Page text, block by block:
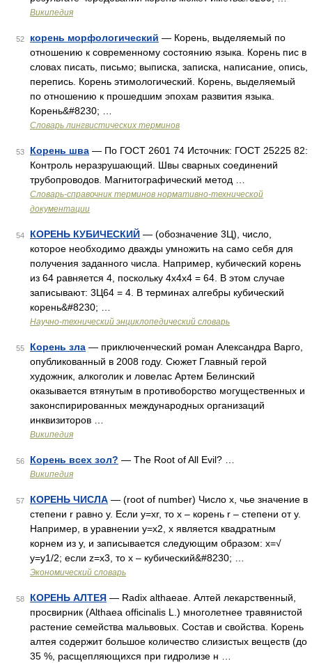
Википедия
52 корень морфологический — Корень, выделяемый по
отношению к современному состоянию языка. Корень пис в
словах писать, письмо; выписка, записка, написание, опись,
перепись. Корень этимологический. Корень, выделяемый
по отношению к прошедшим эпохам развития языка.
Корень&#8230; …
Словарь лингвистических терминов
53 Корень шва — По ГОСТ 2601 74 Источник: ГОСТ 25225 82:
Контроль неразрушающий. Швы сварных соединений
трубопроводов. Магнитографический метод …
Словарь-справочник терминов нормативно-технической
документации
54 КОРЕНЬ КУБИЧЕСКИЙ — (обозначение 3Ц), число,
которое необходимо дважды умножить на само себя для
получения заданного числа. Например, кубический корень
из 64 равняется 4, поскольку 4x4x4 = 64. В этом случае
записывают: 3Ц64 = 4. В терминах алгебры кубический
корень&#8230; …
Научно-технический энциклопедический словарь
55 Корень зла — приключенческий роман Александра Варго,
опубликованный в 2008 году. Сюжет Главный герой
художник, алкоголик и ловелас Артем Белинский
оказывается втянутым в противоборство могущественных и
законспирированных международных организаций
инквизиторов …
Википедия
56 Корень всех зол? — The Root of All Evil? …
Википедия
57 КОРЕНЬ ЧИСЛА — (root of number) Число х, чье значение в
степени r равно у. Если у=хr, то х – корень r – степени от у.
Например, в уравнении у=х2, х является квадратным
корнем из у, и записывается следующим образом: x=√
y=y1/2; если z=x3, то х – кубический&#8230; …
Экономический словарь
58 КОРЕНЬ АЛТЕЯ — Radix althaeae. Алтей лекарственный,
просвирник (Althaea officinalis L.) многолетнее травянистой
растение семейства мальвовых. Состав и свойства. Корень
алтея содержит большое количество слизистых веществ (до
35 %, расщепляющихся при гидролизе н …